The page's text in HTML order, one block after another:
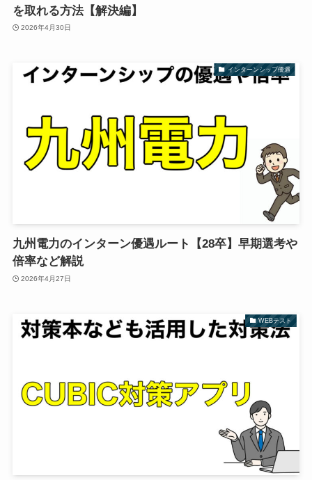
を取れる方法【解決編】
2026年4月30日
インターンシップ優遇
九州電力のインターン優遇ルート【28卒】早期選考や
倍率など解説
2026年4月27日
WEBテスト